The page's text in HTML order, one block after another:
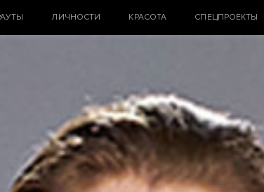
ЛИЧНОСТИ КРАСОТА СПЕЦПРОЕКТЫ